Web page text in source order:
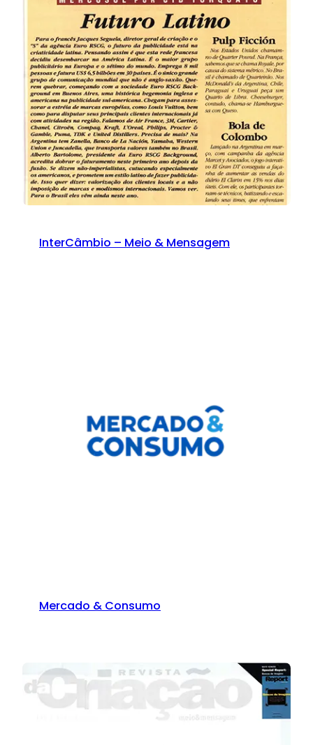
InterCâmbio – Meio & Mensagem
Mercado & Consumo